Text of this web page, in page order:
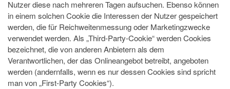
Nutzer diese nach mehreren Tagen aufsuchen. Ebenso können
in einem solchen Cookie die Interessen der Nutzer gespeichert
werden, die für Reichweitenmessung oder Marketingzwecke
verwendet werden. Als „Third-Party-Cookie“ werden Cookies
bezeichnet, die von anderen Anbietern als dem
Verantwortlichen, der das Onlineangebot betreibt, angeboten
werden (andernfalls, wenn es nur dessen Cookies sind spricht
man von „First-Party Cookies“).